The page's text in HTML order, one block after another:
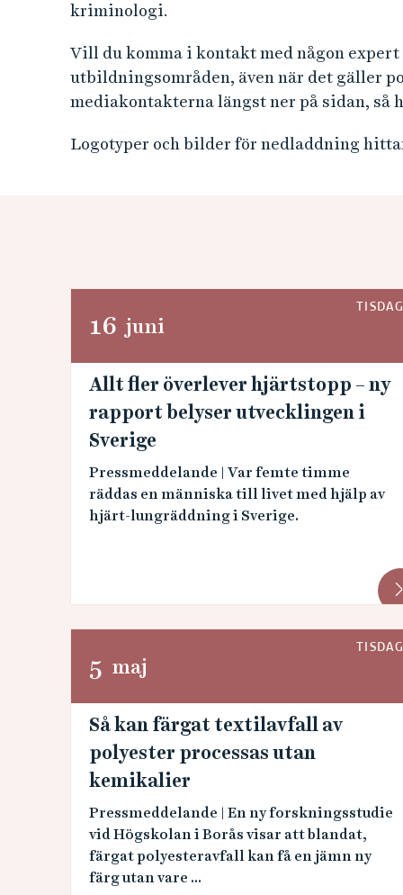
kriminologi.
Vill du komma i kontakt med någon
utbildningsområden, även när det gäller
mediakontakterna längst ner på sidan, så
Logotyper och bilder för nedladdning
16 juni
TISDAG
Allt fler överlever hjärtstopp – ny
rapport belyser utvecklingen i
Sverige
Pressmeddelande | Var femte timme
räddas en människa till livet med hjälp av
hjärt-lungräddning i Sverige.
5 maj
TISDAG
Så kan färgat textilavfall av
polyester processas utan
kemikalier
Pressmeddelande | En ny forskningsstudie
vid Högskolan i Borås visar att blandat,
färgat polyesteravfall kan få en jämn ny
färg utan vare ...